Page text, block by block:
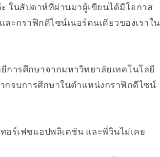
ในสัปดาห์ที่ผ่านมาผู้เขียนได้มีโอกาส
ะกราฟิกดีไซน์เนอร์คนเดียวของเราใน
การศึกษาจากมหาวิทยาลัยเทคโนโลยี
กจบการศึกษาในตำแหน่งกราฟิกดีไซน์
อร์เฟซแอปพลิเคชัน และพี่วินไม่เคย